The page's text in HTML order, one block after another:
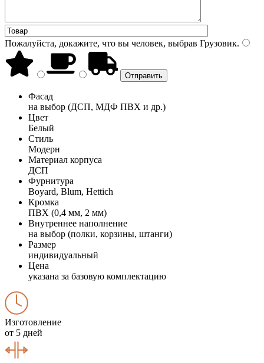
Пожалуйста, докажите, что вы человек, выбрав Грузовик.
Фасад
на выбор (ДСП, МДФ ПВХ и др.)
Цвет
Белый
Стиль
Модерн
Материал корпуса
ДСП
Фурнитура
Boyard, Blum, Hettich
Кромка
ПВХ (0,4 мм, 2 мм)
Внутреннее наполнение
на выбор (полки, корзины, штанги)
Размер
индивидуальный
Цена
указана за базовую комплектацию
Изготовление
от 5 дней